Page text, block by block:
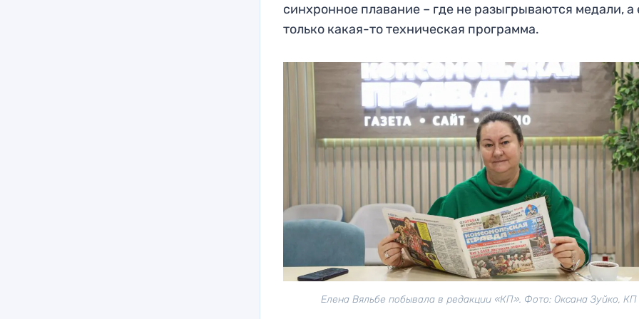
синхронное плавание – где не разыгрываются медали, а
только какая-то техническая программа.
Елена Вяльбе побывала в редакции «КП». Фото: Оксана Зуйко, КП